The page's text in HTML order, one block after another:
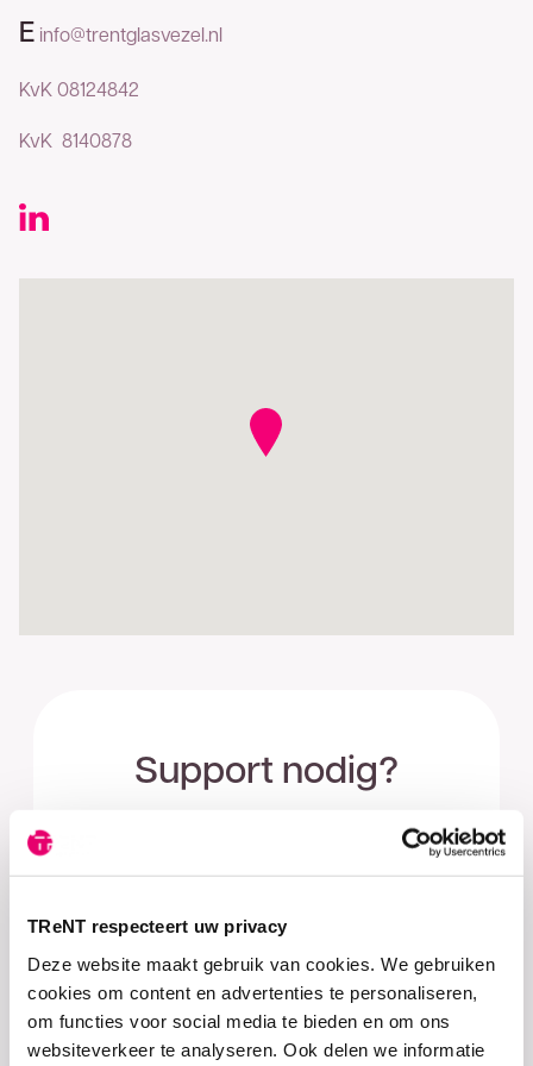
TReNT respecteert uw privacy
Deze website maakt gebruik van cookies. We gebruiken
cookies om content en advertenties te personaliseren,
om functies voor social media te bieden en om ons
websiteverkeer te analyseren. Ook delen we informatie
E info@trentglasvezel.nl
KvK 08124842
KvK 8140878
Support nodig?
Wij staan 24/7 voor je klaar. Neem
contact op met onze
053 – 477 75 77
053 - 711 41 00
Voor- en achternaam